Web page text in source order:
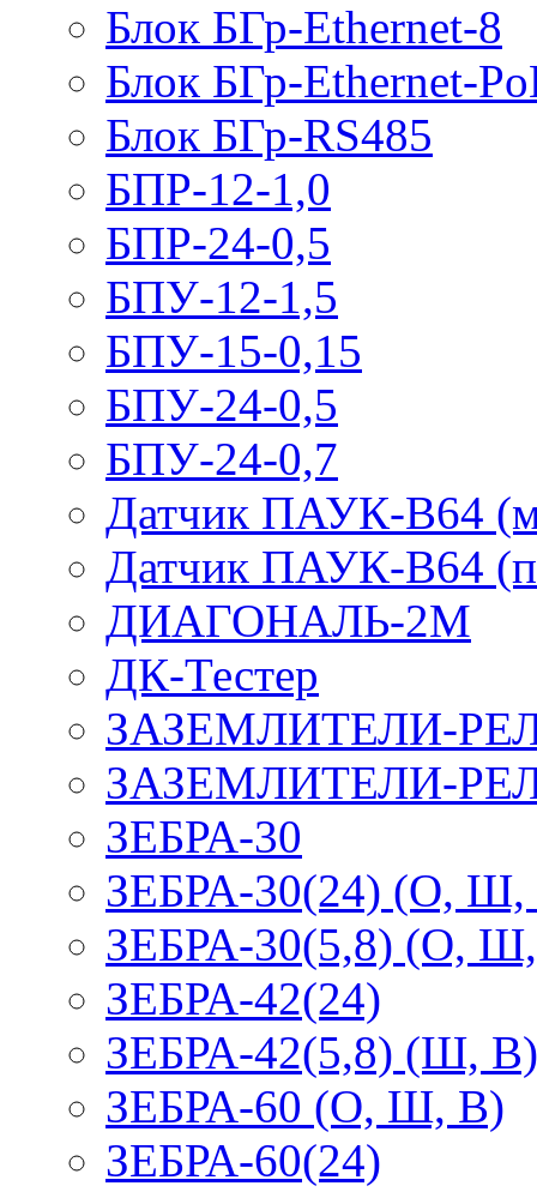
Блок БГр-Ethernet-8
Блок БГр-Ethernet-
Блок БГр-RS485
БПР-12-1,0
БПР-24-0,5
БПУ-12-1,5
БПУ-15-0,15
БПУ-24-0,5
БПУ-24-0,7
Датчик ПАУК-В64
Датчик ПАУК-В64
ДИАГОНАЛЬ-2М
ДК-Тестер
ЗАЗЕМЛИТЕЛИ-
ЗАЗЕМЛИТЕЛИ-
ЗЕБРА-30
ЗЕБРА-30(24) (О,
ЗЕБРА-30(5,8) (О,
ЗЕБРА-42(24)
ЗЕБРА-42(5,8) (Ш, В)
ЗЕБРА-60 (О, Ш, В)
ЗЕБРА-60(24)